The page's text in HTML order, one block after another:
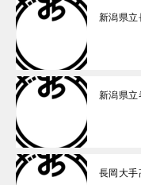
新潟県立
新潟県立
長岡大手